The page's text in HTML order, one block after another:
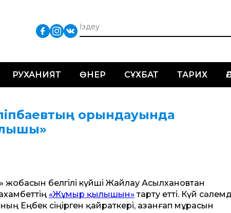
РУХАНИЯТ ӨНЕР СҰХБАТ ТАРИХ
орындауында
жобасын белгілі күйші Жайлау Асылхановтан
«Жұмыр қылышын» тарту етті. Күй
Еңбек сіңірген қайраткері, Қазанғап мұрасын